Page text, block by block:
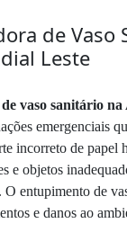
de Vaso
Leste
vaso sanitário
emergenciais
incorreto de papel
e objetos
O entupimento de
e danos ao